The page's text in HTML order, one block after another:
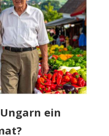
ein